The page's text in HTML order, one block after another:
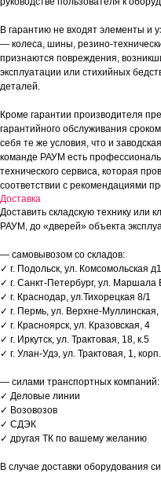
В гарантию не входят элементы и
— колеса, шины, резино-
признаются повреждения,
эксплуатации или стихийных
деталей.
Кроме гарантии производителя
гарантийного обслуживания
себя те же условия, что и
команде РАУМ есть
технического сервиса, которая
соответствии с рекомендациями
Доставка
Доставить складскую технику или
РАУМ, до «дверей» объекта
— самовывозом со складов:
✓ г. Подольск, ул. Комсомольская
✓ г. Санкт-Петербург, ул.
✓ г. Краснодар, ул.Тихорецкая 8/1
✓ г. Пермь, ул. Верхне-Муллинская,
✓ г. Красноярск, ул. Кразовская, 4
✓ г. Иркутск, ул. Трактовая, 18, к.5
✓ г. Улан-Удэ, ул. Трактовая, 1,
— силами транспортных компаний:
✓ Деловые линии
✓ Возовозов
✓ СДЭК
✓ другая ТК по вашему желанию
В случае доставки оборудования